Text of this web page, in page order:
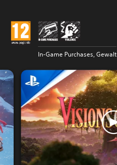
In-Game Purchases, Gewalt